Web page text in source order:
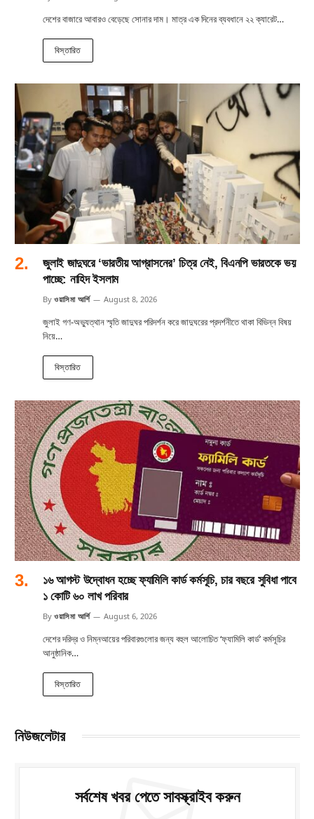
দেশের বাজারে আবারও বেড়েছে সোনার দাম। মাত্র এক দিনের ব্যবধানে ২২ ক্যারেট…
বিস্তারিত
জুলাই জাদুঘরে ‘ভারতীয় আগ্রাসনের’ চিত্র নেই, বিএনপি ভারতকে ভয়
পাচ্ছে: নাহিদ ইসলাম
By ওয়াসিমা আর্শি August 8, 2026
জুলাই গণ-অভ্যুত্থান স্মৃতি জাদুঘর পরিদর্শন করে জাদুঘরের প্রদর্শনীতে থাকা বিভিন্ন বিষয়
নিয়ে…
বিস্তারিত
১৬ আগস্ট উদ্বোধন হচ্ছে ফ্যামিলি কার্ড কর্মসূচি, চার বছরে সুবিধা পাবে
১ কোটি ৬০ লাখ পরিবার
By ওয়াসিমা আর্শি August 6, 2026
দেশের দরিদ্র ও নিম্নআয়ের পরিবারগুলোর জন্য বহুল আলোচিত ‘ফ্যামিলি কার্ড’ কর্মসূচির
আনুষ্ঠানিক…
বিস্তারিত
নিউজলেটার
সর্বশেষ খবর পেতে সাবস্ক্রাইব করুন